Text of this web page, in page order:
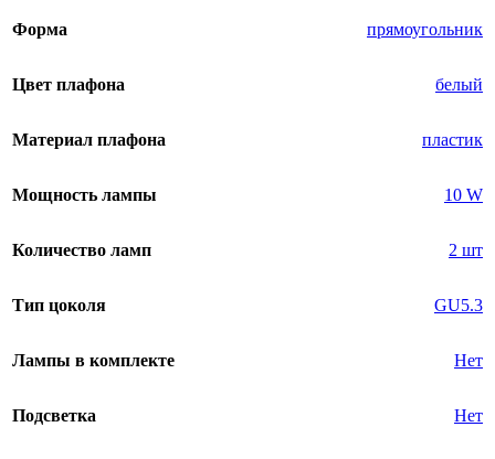
Форма прямоугольник
Цвет плафона белый
Материал плафона пластик
Мощность лампы 10 W
Количество ламп 2 шт
Тип цоколя GU5.3
Лампы в комплекте Нет
Подсветка Нет